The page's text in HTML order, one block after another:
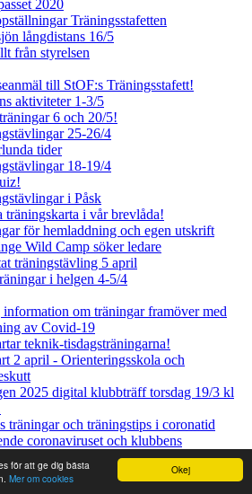
Okej
för att ge dig bästa
Mer om cookies
2020
Träningsstafetten
långdistans 16/5
från styrelsen
till StOF:s Träningsstafett!
aktiviteter 1-3/5
6 och 20/5!
25-26/4
tider
18-19/4
i Påsk
träningskarta i vår brevlåda!
för hemladdning och egen utskrift
Wild Camp söker ledare
träningstävling 5 april
i helgen 4-5/4
om träningar framöver med
av Covid-19
teknik-tisdagsträningarna!
2 april - Orienteringsskola och
2025 digital klubbträff torsdag 19/3 kl
träningar och träningstips i coronatid
coronaviruset och klubbens
Nyköping
den 19 mars kl 19.45-20.30